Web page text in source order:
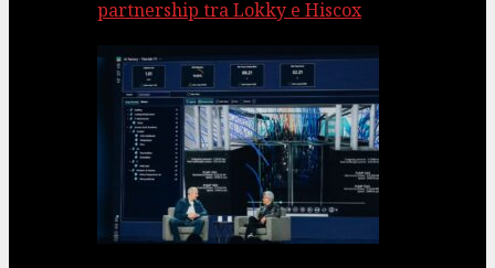
partnership tra Lokky e Hiscox